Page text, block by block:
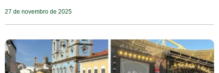
27 de novembro de 2025